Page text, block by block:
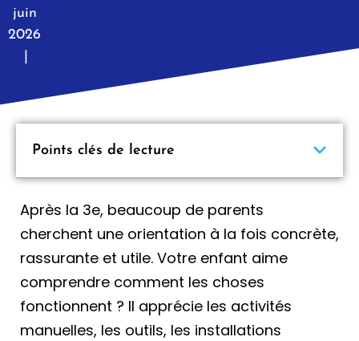
juin
2026
Après la 3e, beaucoup de parents
cherchent une orientation à la fois concrète,
rassurante et utile. Votre enfant aime
comprendre comment les choses
fonctionnent ? Il apprécie les activités
manuelles, les outils, les installations
Points clés de lecture